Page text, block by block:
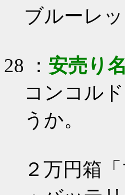
ブルーレ
28 ： 安売り
コンコル
うか。
２万円箱